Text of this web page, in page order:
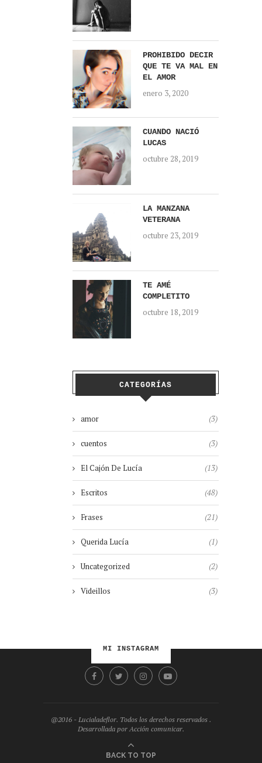
PROHIBIDO DECIR
QUE TE VA MAL EN
EL AMOR
enero 3, 2020
CUANDO NACIÓ
LUCAS
octubre 28, 2019
LA MANZANA
VETERANA
octubre 23, 2019
TE AMÉ
COMPLETITO
octubre 18, 2019
CATEGORÍAS
amor (3)
cuentos (3)
El Cajón De Lucía (13)
Escritos (48)
Frases (21)
Querida Lucía (1)
Uncategorized (2)
Videillos (3)
MI INSTAGRAM
@2016 - Lucialadeflor. Todos los derechos reservados .
Desarrollada por Acción comunicar.
BACK TO TOP